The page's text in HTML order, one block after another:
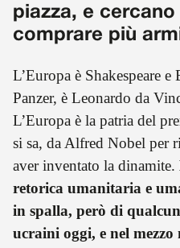
piazza, e
comprare più
L’Europa è Shakespeare e
Panzer, è Leonardo da
L’Europa è la patria del
si sa, da Alfred Nobel per
aver inventato la dinamite.
retorica umanitaria e
in spalla, però di
ucraini oggi, e nel